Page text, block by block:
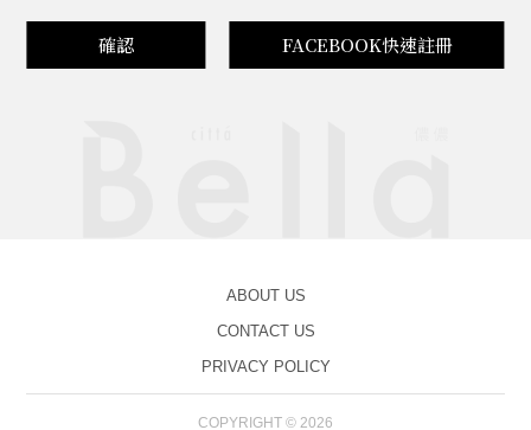
確認 FACEBOOK快速註冊
ABOUT US
CONTACT US
PRIVACY POLICY
COPYRIGHT © 2026